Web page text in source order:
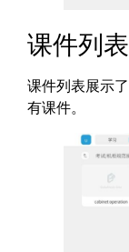
课件列表
课件列表展示
有课件。